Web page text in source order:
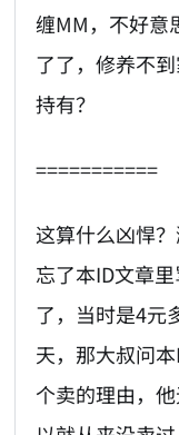
缠MM，不好意
了了，修养不
持有？
===========
这算什么凶悍
忘了本ID文章
了，当时是4元
天，那大叔问
个卖的理由，